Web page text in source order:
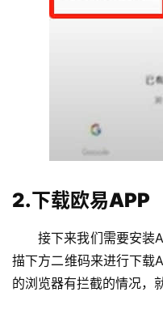
2.下载欧易APP
接下来我们需要安装
描下方二维码来进行下载
的浏览器有拦截的情况，